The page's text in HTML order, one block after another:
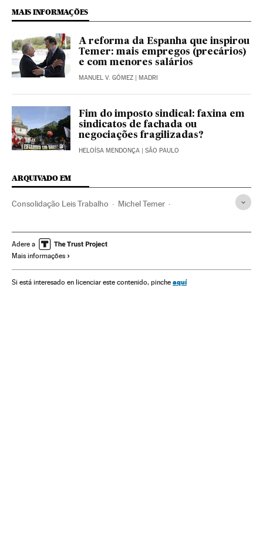
MAIS INFORMAÇÕES
A reforma da Espanha que inspirou
Temer: mais empregos (precários)
e com menores salários
MANUEL V. GÓMEZ | MADRI
Fim do imposto sindical: faxina em
sindicatos de fachada ou
negociações fragilizadas?
HELOÍSA MENDONÇA | SÃO PAULO
ARQUIVADO EM
Consolidação Leis Trabalho Michel Temer
Legislação Brasileira Brasil
Códigos legais
Governo Regulamento jurídico América
Adere a
Mais informações
Si está interesado en licenciar este contenido, pinche aquí